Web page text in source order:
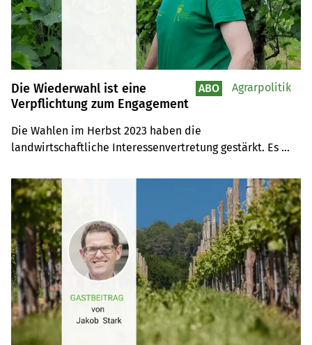
Die Wiederwahl ist eine
Verpflichtung zum Engagement
Die Wahlen im Herbst 2023 haben die
landwirtschaftliche Interessenvertretung gestärkt. Es
verantwortungsvoll umzugehen, ist der wiedergewählte
Thurgauer Ständerat Jakob Stark der Meinung.
ABO Agrarpolitik